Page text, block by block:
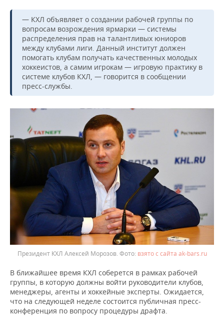
— КХЛ объявляет о создании рабочей группы по
вопросам возрождения ярмарки — системы
распределения прав на талантливых юниоров
между клубами лиги. Данный институт должен
помогать клубам получать качественных молодых
хоккеистов, а самим игрокам — игровую практику в
системе клубов КХЛ, — говорится в сообщении
пресс-службы.
Президент КХЛ Алексей Морозов. взято с сайта ak-bars.ru
В ближайшее время КХЛ соберется в рамках рабочей
группы, в которую должны войти руководители клубов,
менеджеры, агенты и хоккейные эксперты. Ожидается,
что на следующей неделе состоится публичная пресс-
конференция по вопросу процедуры драфта.